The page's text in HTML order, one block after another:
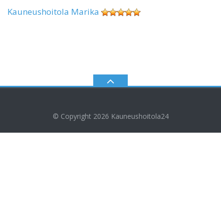
Kauneushoitola Marika
© Copyright 2026 Kauneushoitola24